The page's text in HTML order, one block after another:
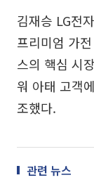
김재승 LG전
프리미엄 가
스의 핵심 시
워 아태 고객
조했다.
관련 뉴스